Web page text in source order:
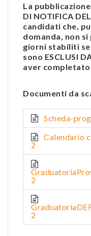
La
DI NOTIFICA
candidati che,
domanda, non
giorni stabiliti
sono ESCLUSI
aver
Documenti da
Scheda-
Calendario
2
2
2